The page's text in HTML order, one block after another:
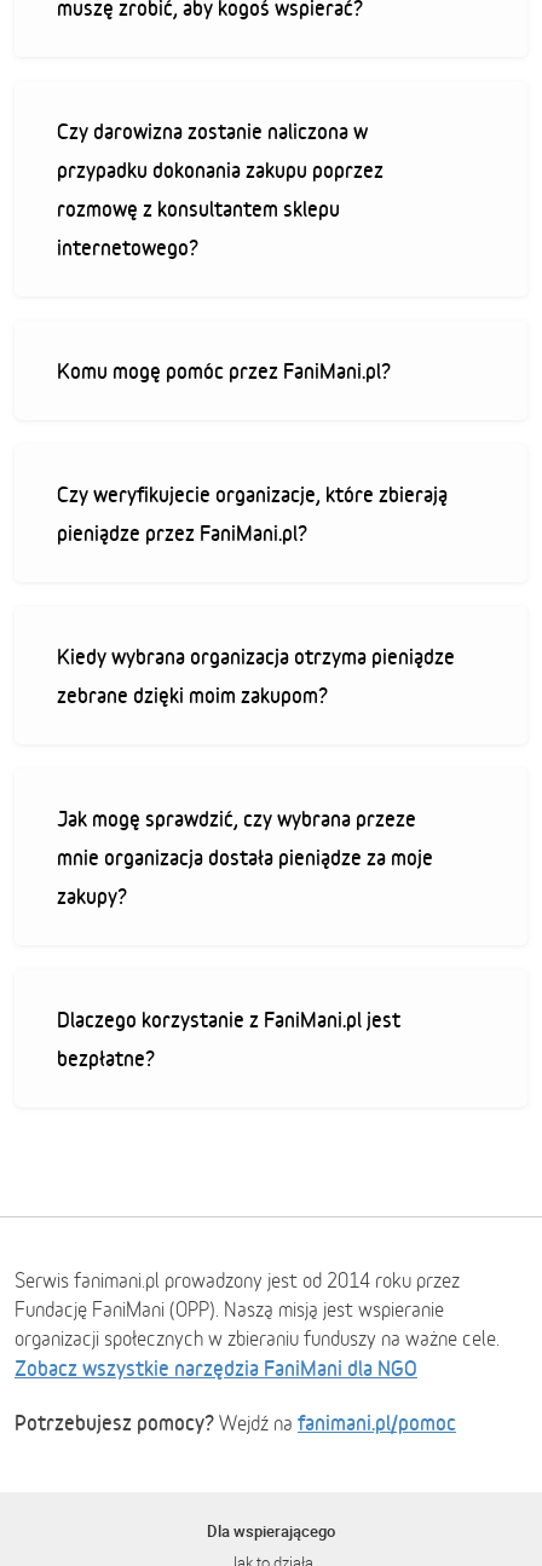
muszę zrobić, aby kogoś wspierać?
Czy darowizna zostanie naliczona w
przypadku dokonania zakupu poprzez
rozmowę z konsultantem sklepu
internetowego?
Komu mogę pomóc przez FaniMani.pl?
Czy weryfikujecie organizacje, które zbierają
pieniądze przez FaniMani.pl?
Kiedy wybrana organizacja otrzyma pieniądze
zebrane dzięki moim zakupom?
Jak mogę sprawdzić, czy wybrana przeze
mnie organizacja dostała pieniądze za moje
zakupy?
Dlaczego korzystanie z FaniMani.pl jest
bezpłatne?
Serwis fanimani.pl prowadzony jest od 2014 roku przez
Fundację FaniMani (OPP). Naszą misją jest wspieranie
organizacji społecznych w zbieraniu funduszy na ważne cele.
Zobacz wszystkie narzędzia FaniMani dla NGO
Potrzebujesz pomocy? Wejdź na fanimani.pl/pomoc
Dla wspierającego